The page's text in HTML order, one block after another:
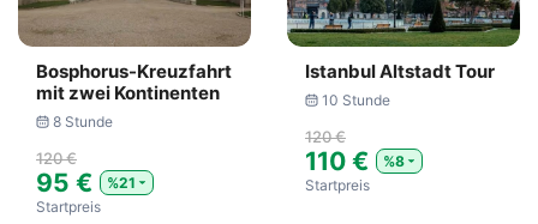
Bosphorus-Kreuzfahrt
mit zwei Kontinenten
8 Stunde
120 €
95 €
%21
Startpreis
Istanbul Altstadt Tour
10 Stunde
120 €
110 €
%8
Startpreis